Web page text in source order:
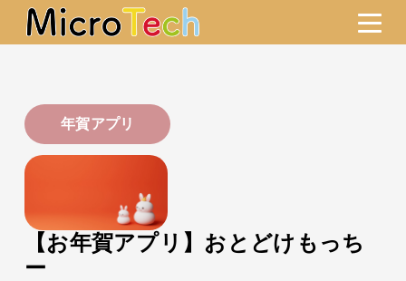
年賀アプリ
【お年賀アプリ】おとどけもっち
ー